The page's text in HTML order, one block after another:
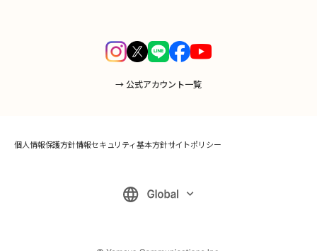
→ 公式アカウント一覧
個人情報保護方針情報セキュリティ基本方針サイトポリシー